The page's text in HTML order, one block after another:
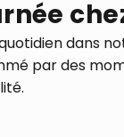
dans
par des